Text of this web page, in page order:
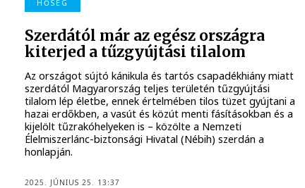
HŐSÉG
Szerdától már az egész országra
kiterjed a tűzgyújtási tilalom
Az országot sújtó kánikula és tartós csapadékhiány miatt
szerdától Magyarország teljes területén tűzgyújtási
tilalom lép életbe, ennek értelmében tilos tüzet gyújtani a
hazai erdőkben, a vasút és közút menti fásításokban és a
kijelölt tűzrakóhelyeken is – közölte a Nemzeti
Élelmiszerlánc-biztonsági Hivatal (Nébih) szerdán a
honlapján.
2025. JÚNIUS 25. 13:37